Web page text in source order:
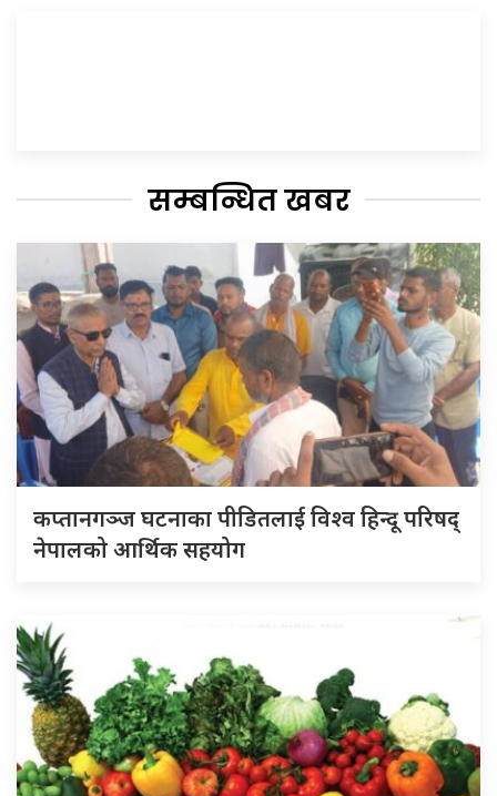
सम्बन्धित खबर
कप्तानगञ्ज घटनाका पीडितलाई विश्व हिन्दू परिषद्
नेपालको आर्थिक सहयोग